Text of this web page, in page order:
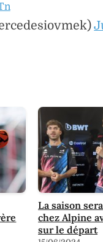
La saison
chez Alpine
sur le départ